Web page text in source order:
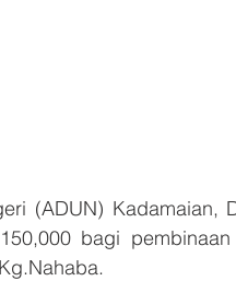
(ADUN) Kadamaian,
bagi